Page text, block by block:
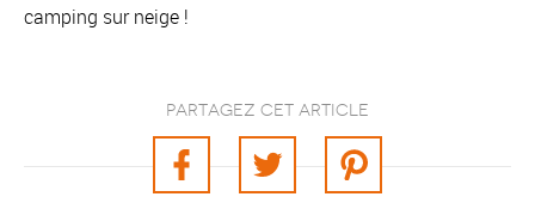
camping sur neige !
Partagez cet article